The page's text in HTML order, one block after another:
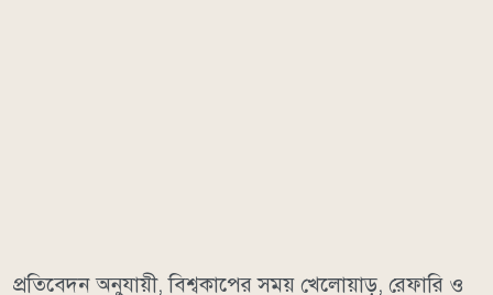
প্রতিবেদন অনুযায়ী, বিশ্বকাপের সময় খেলোয়াড়, রেফারি ও